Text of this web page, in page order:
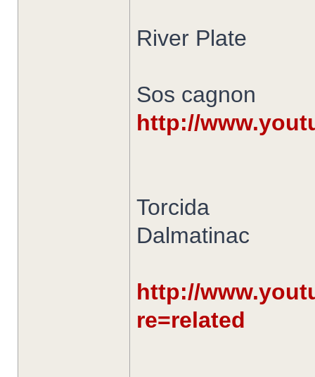
River Plate
Sos cagnon
http://
Torcida
Dalmatinac
http://
re=related